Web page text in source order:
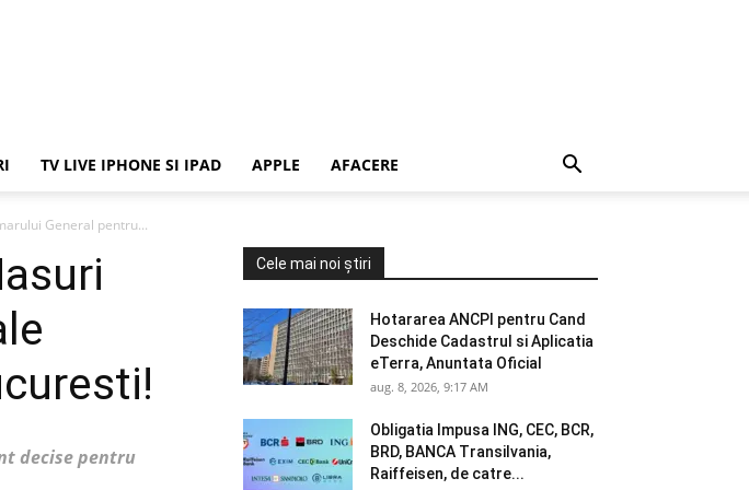
TV LIVE IPHONE SI IPAD APPLE AFACERE
General pentru...
decise pentru
Cele mai noi știri
Hotararea ANCPI pentru Cand
Deschide Cadastrul si Aplicatia
eTerra, Anuntata Oficial
aug. 8, 2026, 9:17 AM
Obligatia Impusa ING, CEC, BCR,
BRD, BANCA Transilvania,
Raiffeisen, de catre...